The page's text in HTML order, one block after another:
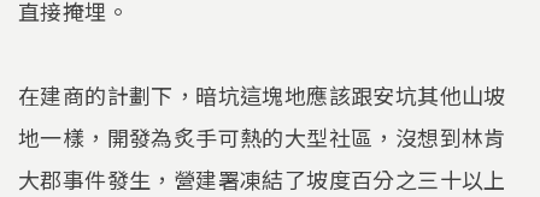
直接掩埋。
在建商的計劃下，暗坑這塊地應該跟安坑其他山坡
地一樣，開發為炙手可熱的大型社區，沒想到林肯
大郡事件發生，營建署凍結了坡度百分之三十以上